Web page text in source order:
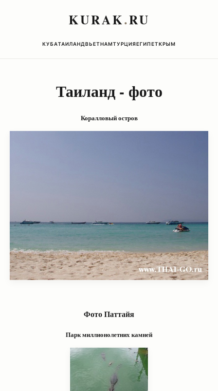
KURAK.RU
КУБАТАИЛАНДВЬЕТНАМТУРЦИЯЕГИПЕТКРЫМ
Таиланд - фото
Коралловый остров
Фото Паттайя
Парк миллионолетних камней